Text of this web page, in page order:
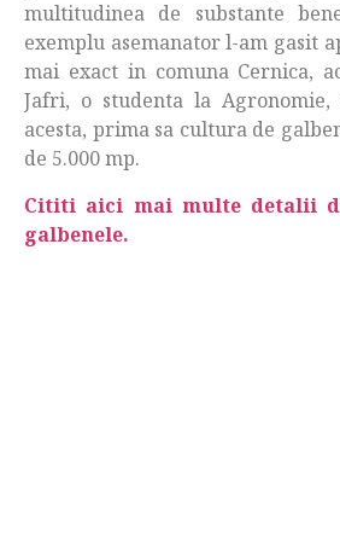
multitudinea de substante
exemplu asemanator l-am gasit
mai exact in comuna Cernica,
Jafri, o studenta la
acesta, prima sa cultura de
de 5.000 mp.
Cititi aici mai multe detalii
galbenele.